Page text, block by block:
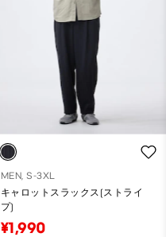
MEN, S-3XL
キャロットスラックス(ストライ
プ)
¥1,990